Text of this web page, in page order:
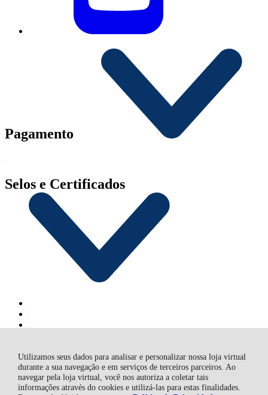
Utilizamos seus dados para analisar e personalizar nossa loja virtual
durante a sua navegação e em serviços de terceiros parceiros. Ao
navegar pela loja virtual, você nos autoriza a coletar tais
informações através do cookies e utilizá-las para estas finalidades.
Pagamento
Selos e Certificados
SACRARIUM INDUSTRIA E COMERCIO DE VELAS LTDA,
Rua João Batista de Souza - 2804 - Veloso - 12582-150 - Roseira -